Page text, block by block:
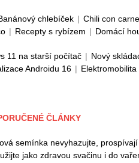
chlebíček | Chili con carne
| Recepty s rybízem | Domácí
11 na starší počítač | Nový
Androidu 16 | Elektromobilita
ČLÁNKY
semínka nevyhazujte,
jako zdravou svačinu i do